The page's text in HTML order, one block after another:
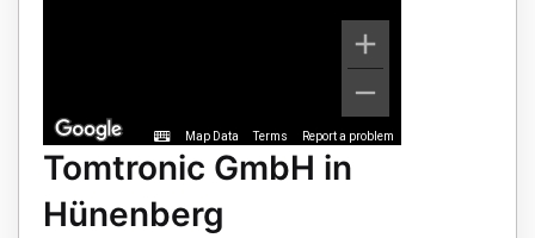
Map Data Terms Report a problem
Tomtronic GmbH in
Hünenberg